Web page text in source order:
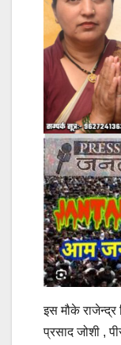
इस मौके राजेन्द्र
प्रसाद जोशी ,